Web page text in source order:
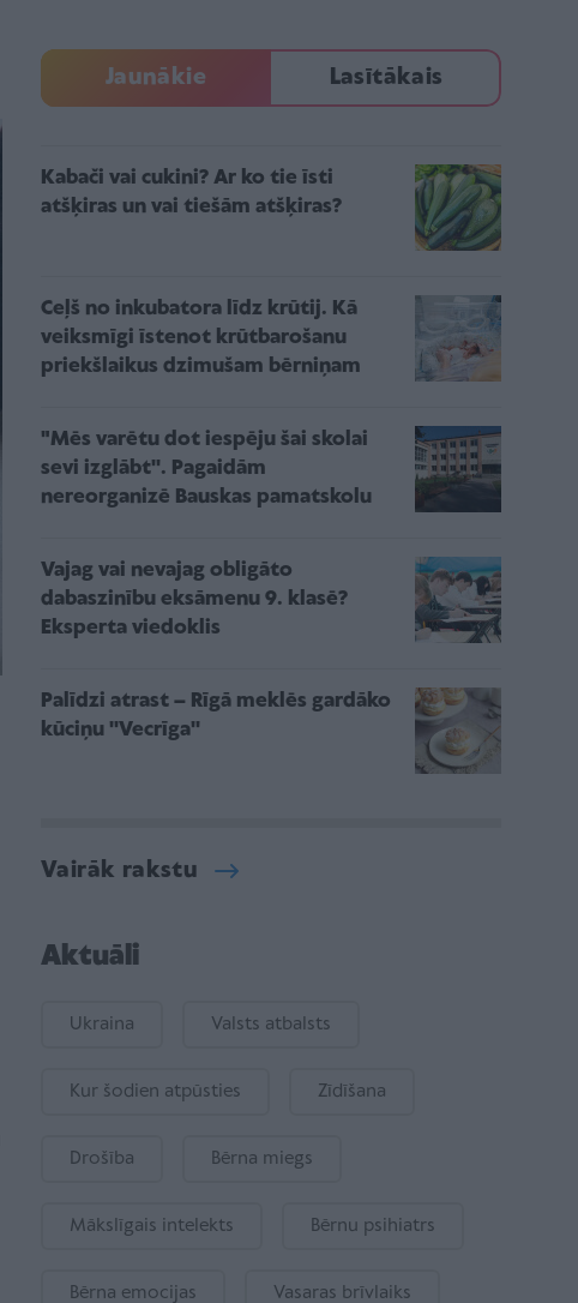
Jaunākie Lasītākais
Kabači vai cukini? Ar ko tie īsti
atšķiras un vai tiešām atšķiras?
Ceļš no inkubatora līdz krūtij. Kā
veiksmīgi īstenot krūtbarošanu
priekšlaikus dzimušam bērniņam
"Mēs varētu dot iespēju šai skolai
sevi izglābt''. Pagaidām
nereorganizē Bauskas pamatskolu
Vajag vai nevajag obligāto
dabaszinību eksāmenu 9. klasē?
Eksperta viedoklis
Palīdzi atrast – Rīgā meklēs gardāko
kūciņu ''Vecrīga''
Vairāk rakstu
Aktuāli
Ukraina Valsts atbalsts
Kur šodien atpūsties Zīdīšana
Drošība Bērna miegs
Mākslīgais intelekts Bērnu psihiatrs
Bērna emocijas Vasaras brīvlaiks